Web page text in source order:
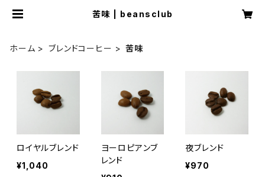
苦味 | beansclub
ホーム ブレンドコーヒー 苦味
ロイヤルブレンド
¥1,040
ヨーロピアンブ
レンド
夜ブレンド
¥970